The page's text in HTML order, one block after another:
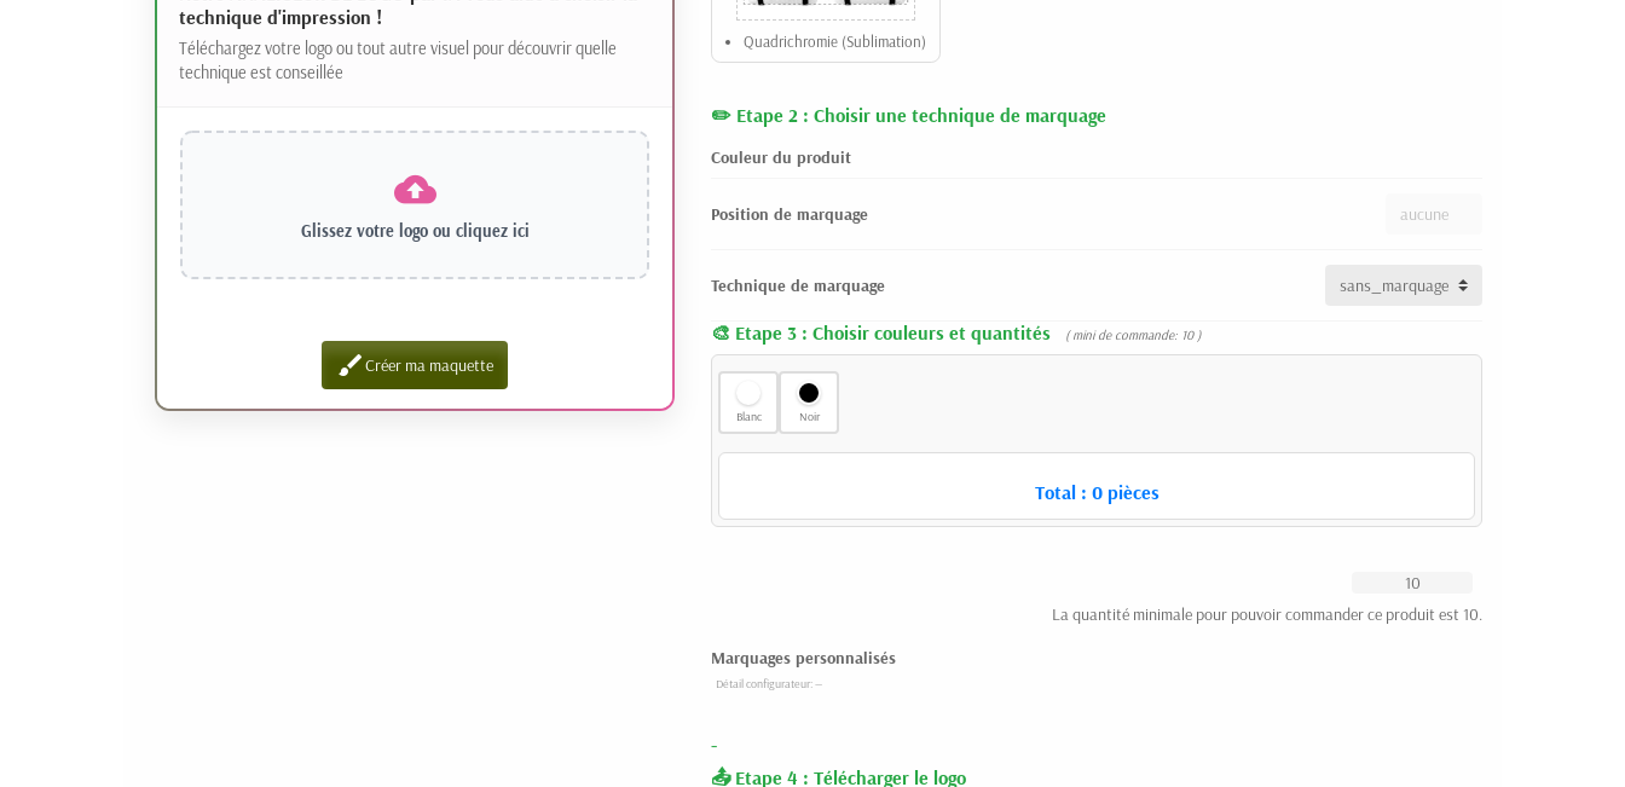
technique d'impression !
Téléchargez votre logo ou tout autre visuel pour découvrir quelle
technique est conseillée
Glissez votre logo ou cliquez ici
brushCréer ma maquette
Quadrichromie (Sublimation)
Etape 2 : Choisir une technique de marquage
Couleur du produit
Position de marquage
Technique de marquage
Etape 3 : Choisir couleurs et quantités ( mini de commande: 10 )
Blanc Noir
Total : 0pièces
La quantité minimale pour pouvoir commander ce produit est 10.
Marquages personnalisés
-
Etape 4 : Télécharger le logo